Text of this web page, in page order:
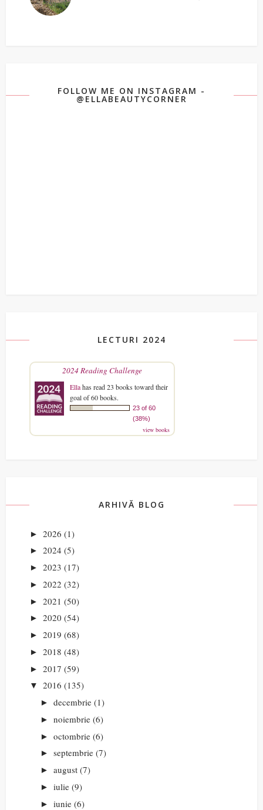
FOLLOW ME ON INSTAGRAM -
@ELLABEAUTYCORNER
LECTURI 2024
2024 Reading Challenge
Ellahas read 23 books toward their
goal of 60 books.
23 of 60
(38%)
view books
ARHIVĂ BLOG
► 2026 (1)
► 2024 (5)
► 2023 (17)
► 2022 (32)
► 2021 (50)
► 2020 (54)
► 2019 (68)
► 2018 (48)
► 2017 (59)
▼ 2016 (135)
► decembrie (1)
► noiembrie (6)
► octombrie (6)
► septembrie (7)
► august (7)
► iulie (9)
► iunie (6)